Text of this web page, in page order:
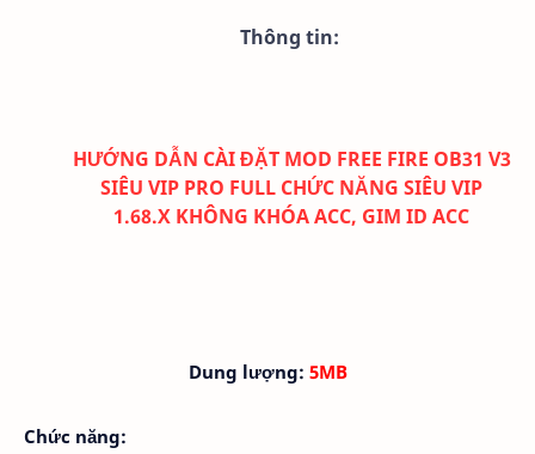
Thông tin:
HƯỚNG DẪN CÀI ĐẶT MOD FREE FIRE OB31 V3
SIÊU VIP PRO FULL CHỨC NĂNG SIÊU VIP
1.68.X KHÔNG KHÓA ACC, GIM ID ACC
Dung lượng: 5MB
Chức năng: